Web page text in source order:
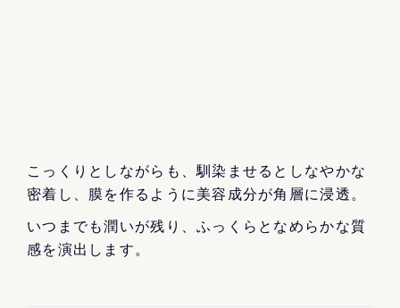
こっくりとしながらも、馴染ませるとしなやかな
密着し、膜を作るように美容成分が角層に浸透。
いつまでも潤いが残り、ふっくらとなめらかな質
感を演出します。